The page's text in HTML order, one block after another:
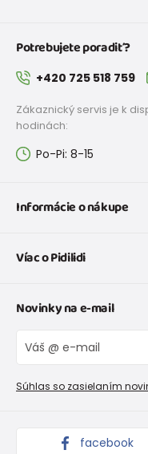
Potrebujete poradiť?
+420 725 518 759
Zákaznický servis je k
hodinách:
Po-Pi: 8-15
Informácie o nákupe
Doprava a platba
Tabuľka veľkostí obuvi
Vrátenie tovaru a
Reklamačný poriadok
Víac o Pidilidi
O nás
Blog
Veľkoobchod PiDiLiDi
Kolekcie tovaru
Novinky na e-mail
Súhlas so zasielaním
facebook